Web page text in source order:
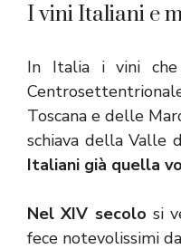
I vini Italiani e
In Italia i vini
Toscana e delle
schiava della Valle
Italiani già quella
Nel XIV secolo si
fece notevolissimi